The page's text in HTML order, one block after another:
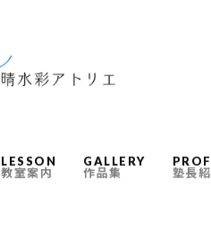
LESSON
教室案内
GALLERY
作品集
塾長